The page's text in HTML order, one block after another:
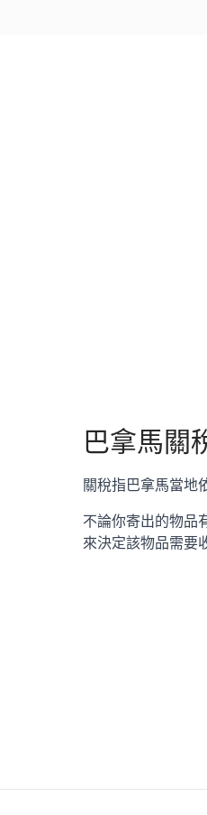
巴拿馬關
關稅指巴拿馬當地
不論你寄出的物品
來決定該物品需要